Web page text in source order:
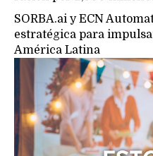
SORBA.ai y ECN
estratégica para
América Latina